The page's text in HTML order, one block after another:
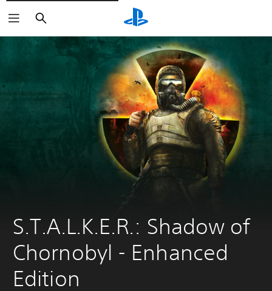
Buscar
S.T.A.L.K.E.R.: Shadow of
Chornobyl - Enhanсed
Edition